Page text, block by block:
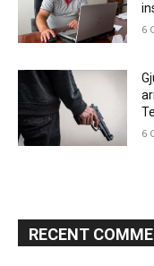
6
6
RECENT